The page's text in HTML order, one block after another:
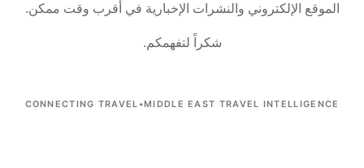
الموقع الإلكتروني والنشرات الإخبارية في أقرب وقت ممكن.
شكراً لتفهمكم.
CONNECTING TRAVEL •MIDDLE EAST TRAVEL INTELLIGENCE